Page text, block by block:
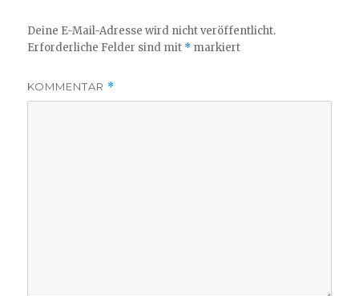
Deine E-Mail-Adresse wird nicht veröffentlicht.
Erforderliche Felder sind mit * markiert
KOMMENTAR *